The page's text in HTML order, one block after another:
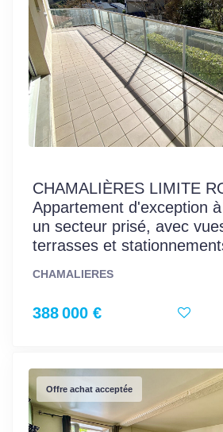
CHAMALIÈRES LIMITE
Appartement d'exception
un secteur prisé, avec
terrasses et
CHAMALIERES
388 000 €
Offre achat acceptée